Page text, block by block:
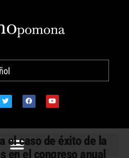
el caso de éxito de la
en el congreso anual